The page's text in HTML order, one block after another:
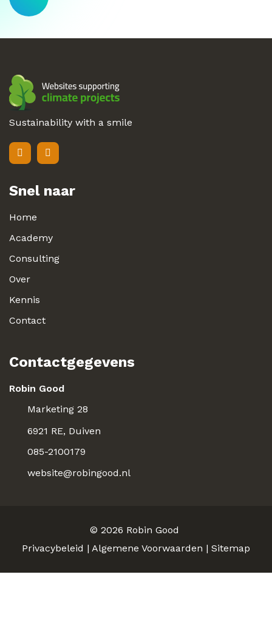
Sustainability with a smile
Snel naar
Home
Academy
Consulting
Over
Kennis
Contact
Contactgegevens
Robin Good
Marketing 28
6921 RE, Duiven
085-2100179
website@robingood.nl
© 2026 Robin Good
Privacybeleid | Algemene Voorwaarden | Sitemap